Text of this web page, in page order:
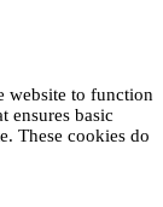
website to function
ensures basic
These cookies do